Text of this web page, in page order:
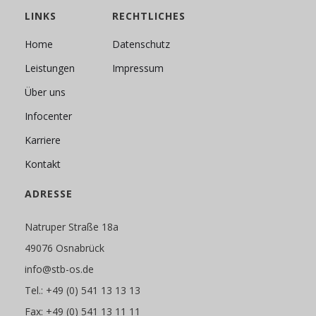
LINKS
Home
Leistungen
Über uns
Infocenter
Karriere
Kontakt
RECHTLICHES
Datenschutz
Impressum
ADRESSE
Natruper Straße 18a
49076 Osnabrück
info@stb-os.de
Tel.: +49 (0) 541 13 13 13
Fax: +49 (0) 541 13 11 11